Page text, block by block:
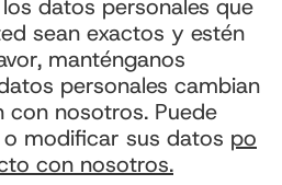
datos personales que
sean exactos y estén
manténganos
personales cambian
con nosotros. Puede
modificar sus datos po
con nosotros.